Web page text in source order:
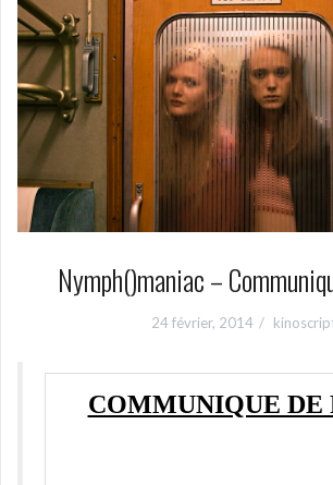
Nymph()maniac –
24 février, 2014
COMMUNIQUE DE